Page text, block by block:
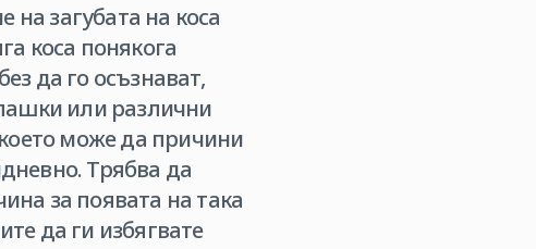
загубата на коса
коса понякога
да го осъзнават,
или различни
което може да причини
Трябва да
за появата на така
да ги избягвате